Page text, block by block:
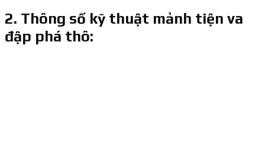
2. Thông số kỹ thuật mảnh tiện va
đập phá thô: